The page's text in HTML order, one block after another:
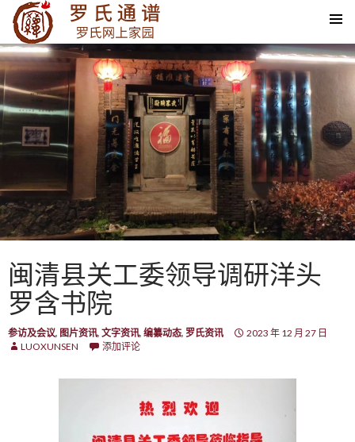
SKIP TO CONTENT
闽清县关工委领导调研洋头
罗含书院
参访及会议, 图片资讯, 文字资讯, 编纂动态, 罗氏资讯
2023 年 12 月 27 日
LUOXUNSEN
添加评论